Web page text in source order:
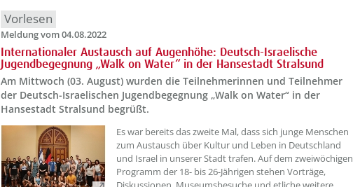
Vorlesen
Meldung vom 04.08.2022
Internationaler Austausch auf Augenhöhe: Deutsch-Israelische
Jugendbegegnung „Walk on Water“ in der Hansestadt Stralsund
Am Mittwoch (03. August) wurden die Teilnehmerinnen und Teilnehmer
der Deutsch-Israelischen Jugendbegegnung „Walk on Water“ in der
Hansestadt Stralsund begrüßt.
??? absaetzeOben[1]/titel ???
Es war bereits das zweite Mal, dass sich junge Menschen
zum Austausch über Kultur und Leben in Deutschland
und Israel in unserer Stadt trafen. Auf dem zweiwöchigen
Programm der 18- bis 26-Jährigen stehen Vorträge,